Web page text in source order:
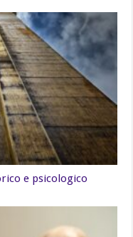
e psicologico